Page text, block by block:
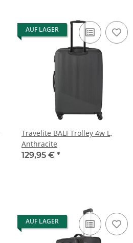
AUF LAGER
Travelite BALI Trolley 4w L,
Anthracite
129,95 € *
AUF LAGER